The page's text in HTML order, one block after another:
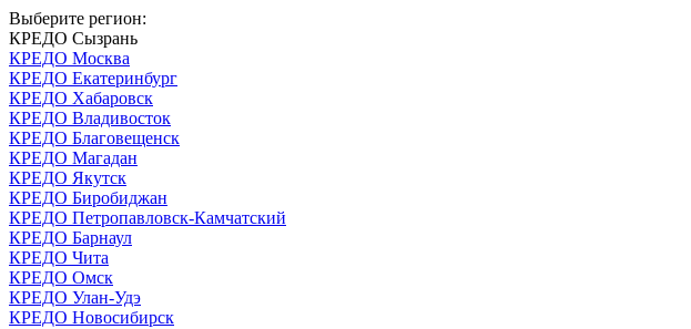
Выберите регион:
КРЕДО Сызрань
КРЕДО Москва
КРЕДО Екатеринбург
КРЕДО Хабаровск
КРЕДО Владивосток
КРЕДО Благовещенск
КРЕДО Магадан
КРЕДО Якутск
КРЕДО Биробиджан
КРЕДО Петропавловск-Камчатский
КРЕДО Барнаул
КРЕДО Чита
КРЕДО Омск
КРЕДО Улан-Удэ
КРЕДО Новосибирск